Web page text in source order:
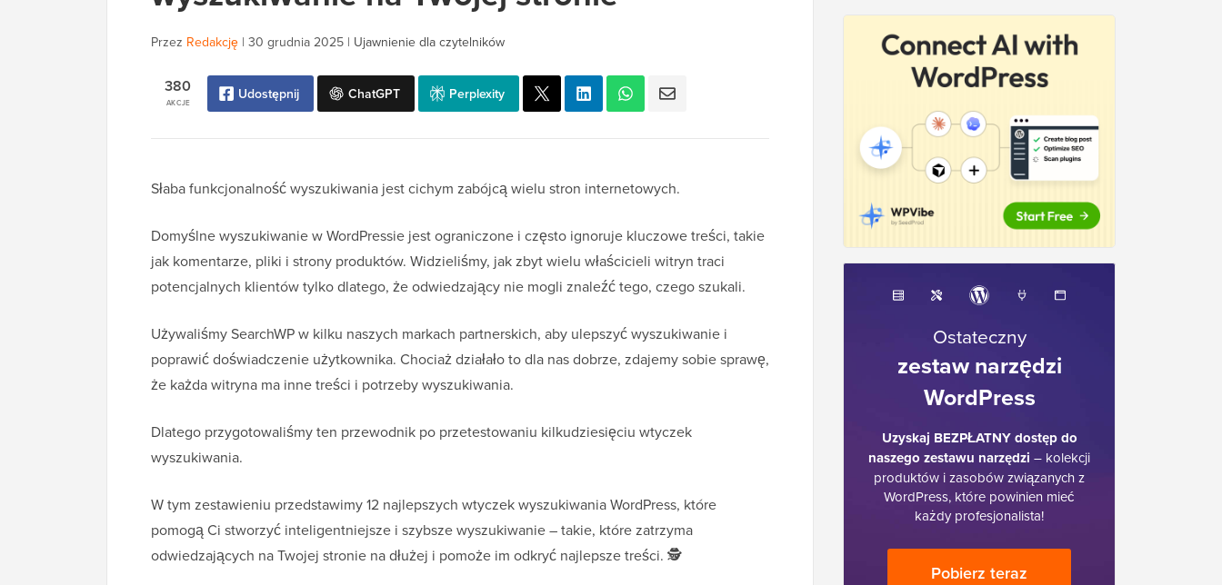
Przez Redakcję | 30 grudnia 2025 | Ujawnienie dla czytelników
AKCJE
380 Udostępnij ChatGPT Perplexity
Słaba funkcjonalność wyszukiwania jest cichym zabójcą wielu stron internetowych.
Domyślne wyszukiwanie w WordPressie jest ograniczone i często ignoruje kluczowe treści, takie
jak komentarze, pliki i strony produktów. Widzieliśmy, jak zbyt wielu właścicieli witryn traci
potencjalnych klientów tylko dlatego, że odwiedzający nie mogli znaleźć tego, czego szukali.
Używaliśmy SearchWP w kilku naszych markach partnerskich, aby ulepszyć wyszukiwanie i
poprawić doświadczenie użytkownika. Chociaż działało to dla nas dobrze, zdajemy sobie sprawę,
że każda witryna ma inne treści i potrzeby wyszukiwania.
Dlatego przygotowaliśmy ten przewodnik po przetestowaniu kilkudziesięciu wtyczek
wyszukiwania.
W tym zestawieniu przedstawimy 12 najlepszych wtyczek wyszukiwania WordPress, które
pomogą Ci stworzyć inteligentniejsze i szybsze wyszukiwanie – takie, które zatrzyma
odwiedzających na Twojej stronie na dłużej i pomoże im odkryć najlepsze treści. 🕵️
Ostateczny
zestaw narzędzi
WordPress
Uzyskaj BEZPŁATNY dostęp do
naszego zestawu narzędzi – kolekcji
produktów i zasobów związanych z
WordPress, które powinien mieć
każdy profesjonalista!
Pobierz teraz